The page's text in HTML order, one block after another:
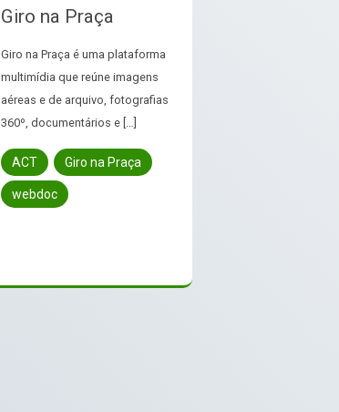
Giro na Praça
Giro na Praça é uma plataforma
multimídia que reúne imagens
aéreas e de arquivo, fotografias
360º, documentários e […]
ACT Giro na Praça
webdoc